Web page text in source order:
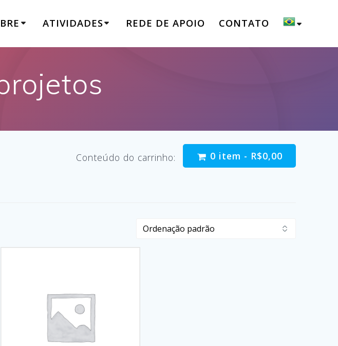
ATIVIDADES REDE DE APOIO CONTATO
Conteúdo do carrinho: 0 item - R$0,00